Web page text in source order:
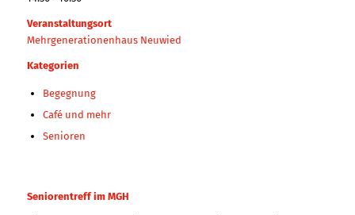
Veranstaltungsort
Mehrgenerationenhaus Neuwied
Kategorien
Begegnung
Café und mehr
Senioren
Seniorentreff im MGH